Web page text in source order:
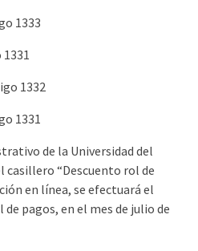
1333
1331
1332
1331
de la Universidad del
casillero “Descuento rol de
en línea, se efectuará el
pagos, en el mes de julio de